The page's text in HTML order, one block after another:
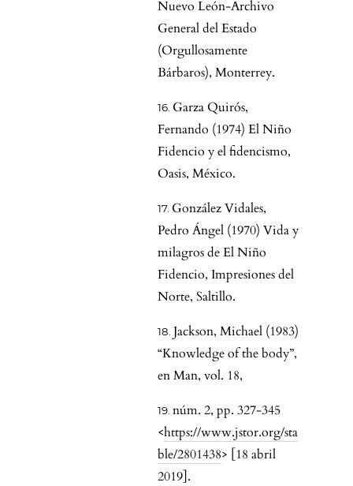
Nuevo León-Archivo
General del Estado
(Orgullosamente
Bárbaros), Monterrey.
Garza Quirós,
Fernando (1974) El Niño
Fidencio y el fidencismo,
Oasis, México.
González Vidales,
Pedro Ángel (1970) Vida y
milagros de El Niño
Fidencio, Impresiones del
Norte, Saltillo.
Jackson, Michael (1983)
“Knowledge of the body”,
en Man, vol. 18,
núm. 2, pp. 327-345
<https://www.jstor.org/sta
ble/2801438> [18 abril
2019].